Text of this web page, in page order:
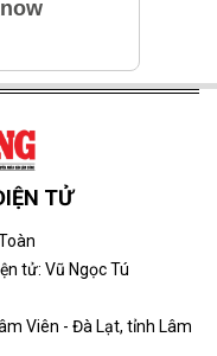
TỬ
tử: Vũ Ngọc Tú
Viên - Đà Lạt, tỉnh Lâm